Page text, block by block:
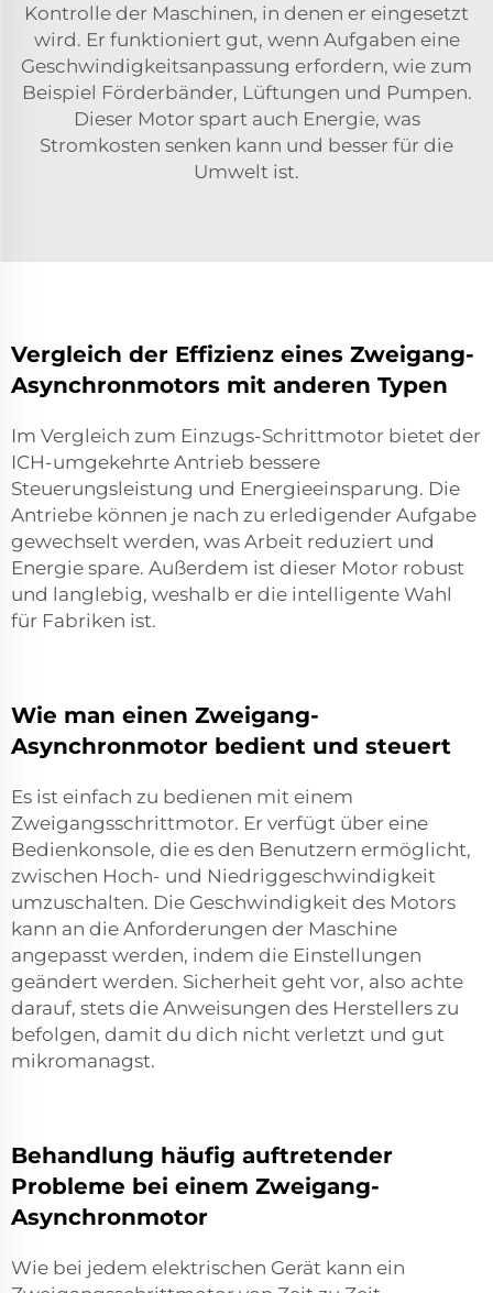
Kontrolle der Maschinen, in denen er eingesetzt
wird. Er funktioniert gut, wenn Aufgaben eine
Geschwindigkeitsanpassung erfordern, wie zum
Beispiel Förderbänder, Lüftungen und Pumpen.
Dieser Motor spart auch Energie, was
Stromkosten senken kann und besser für die
Umwelt ist.
Vergleich der Effizienz eines Zweigang-
Asynchronmotors mit anderen Typen
Im Vergleich zum Einzugs-Schrittmotor bietet der
ICH-umgekehrte Antrieb bessere
Steuerungsleistung und Energieeinsparung. Die
Antriebe können je nach zu erledigender Aufgabe
gewechselt werden, was Arbeit reduziert und
Energie spare. Außerdem ist dieser Motor robust
und langlebig, weshalb er die intelligente Wahl
für Fabriken ist.
Wie man einen Zweigang-
Asynchronmotor bedient und steuert
Es ist einfach zu bedienen mit einem
Zweigangsschrittmotor. Er verfügt über eine
Bedienkonsole, die es den Benutzern ermöglicht,
zwischen Hoch- und Niedriggeschwindigkeit
umzuschalten. Die Geschwindigkeit des Motors
kann an die Anforderungen der Maschine
angepasst werden, indem die Einstellungen
geändert werden. Sicherheit geht vor, also achte
darauf, stets die Anweisungen des Herstellers zu
befolgen, damit du dich nicht verletzt und gut
mikromanagst.
Behandlung häufig auftretender
Probleme bei einem Zweigang-
Asynchronmotor
Wie bei jedem elektrischen Gerät kann ein